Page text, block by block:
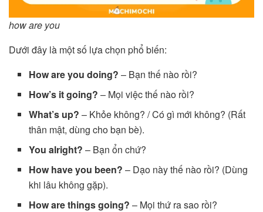
how are you
Dưới đây là một số lựa chọn phổ biến:
How are you doing? – Bạn thế nào rồi?
How’s it going? – Mọi việc thế nào rồi?
What’s up? – Khỏe không? / Có gì mới không? (Rất
thân mật, dùng cho bạn bè).
You alright? – Bạn ổn chứ?
How have you been? – Dạo này thế nào rồi? (Dùng
khi lâu không gặp).
How are things going? – Mọi thứ ra sao rồi?